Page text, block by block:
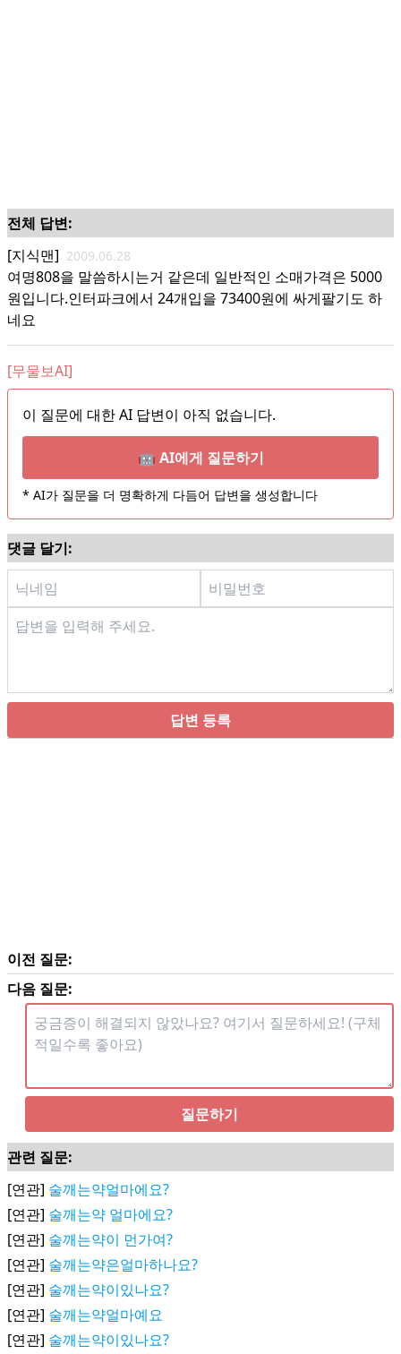
전체 답변:
[지식맨] 2009.06.28
여명808을 말씀하시는거 같은데 일반적인 소매가격은 5000
원입니다.인터파크에서 24개입을 73400원에 싸게팔기도 하
네요
[무물보AI]
이 질문에 대한 AI 답변이 아직 없습니다.
🤖 AI에게 질문하기
* AI가 질문을 더 명확하게 다듬어 답변을 생성합니다
댓글 달기:
답변 등록
이전 질문:
다음 질문:
질문하기
관련 질문:
[연관] 술깨는약얼마에요?
[연관] 술깨는약 얼마에요?
[연관] 술깨는약이 먼가여?
[연관] 술깨는약은얼마하나요?
[연관] 술깨는약이있나요?
[연관] 술깨는약얼마예요
[연관] 술깨는약이있나요?